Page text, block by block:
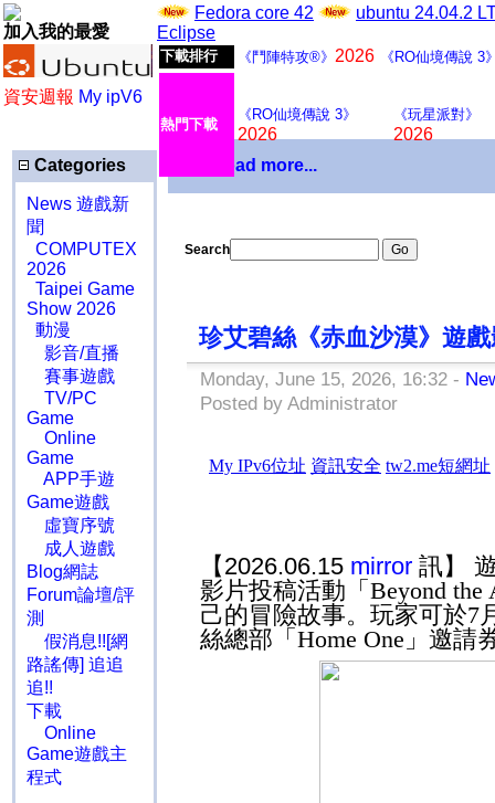
加入我的最愛
資安週報 My ipV6
Fedora core 42
ubuntu 24.04.2
Eclipse
下載排行 《鬥陣特攻®》 2026 《RO仙境傳說 3
熱門下載
《RO仙境傳說 3》
2026
《玩星派對》
2026
Categories
News 遊戲新
聞
COMPUTEX
2026
Taipei Game
Show 2026
動漫
影音/直播
賽事遊戲
TV/PC
Game
Online
Game
APP手遊
Game遊戲
虛寶序號
成人遊戲
Blog網誌
Forum論壇/評
測
假消息!![網
路謠傳] 追追
追!!
下載
Online
Game遊戲主
程式
Download more...
Search
珍艾碧絲《赤血沙漠》遊
Monday, June 15, 2026, 16:32 -
Posted by Administrator
【2026.06.15 mirror 訊】
影片投稿活動「 Beyond the
己的冒險故事。玩家可於7
絲總部「 Home One 」邀請